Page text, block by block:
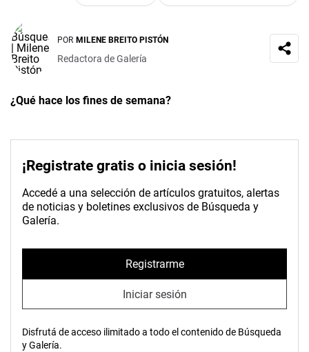
POR MILENE BREITO PISTÓN
Redactora de Galería
¿Qué hace los fines de semana?
¡Registrate gratis o inicia sesión!
Accedé a una selección de artículos gratuitos, alertas
de noticias y boletines exclusivos de Búsqueda y
Galería.
Registrarme
Iniciar sesión
Disfrutá de acceso ilimitado a todo el contenido de Búsqueda
y Galería.